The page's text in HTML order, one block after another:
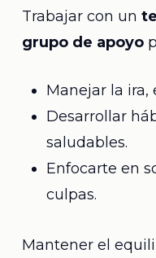
Trabajar con un
grupo de apoyo
Manejar la ira,
Desarrollar
saludables.
Enfocarte en
culpas.
Mantener el